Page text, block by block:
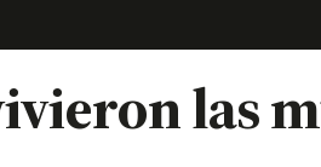
las